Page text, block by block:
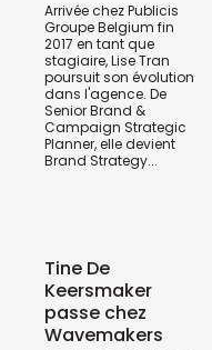
Arrivée chez Publicis
Groupe Belgium fin
2017 en tant que
stagiaire, Lise Tran
poursuit son évolution
dans l'agence. De
Senior Brand &
Campaign Strategic
Planner, elle devient
Brand Strategy...
Tine De
Keersmaker
passe chez
Wavemakers